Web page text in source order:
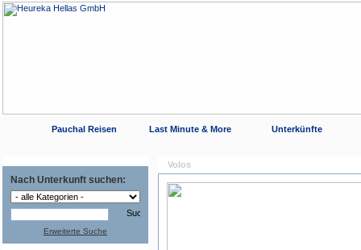
Pauchal Reisen Last Minute & More Unterkünfte
Nach Unterkunft suchen:
Erweiterte Suche
Volos